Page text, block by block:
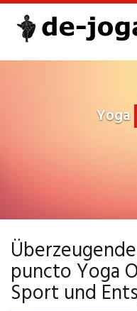
Yoga
puncto Yoga
Sport und